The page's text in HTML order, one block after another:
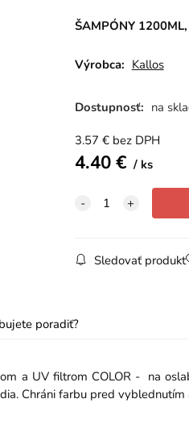
ŠAMPÓNY
Výrobca: Kallos
Dostupnosť: na
3.57 € bez DPH
4.40€ ks
Sledovať produkt
poradiť?
a UV filtrom COLOR - na
Chráni farbu pred